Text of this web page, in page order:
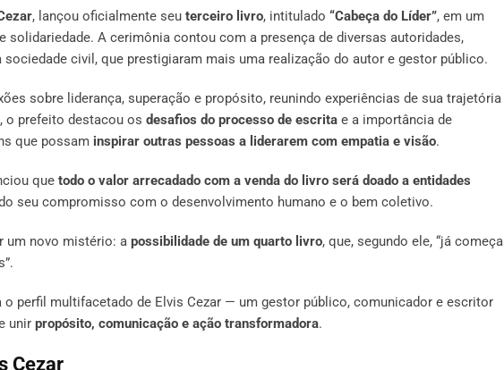
, lançou oficialmente seu terceiro livro, intitulado “Cabeça do Líder”, em um
solidariedade. A cerimônia contou com a presença de diversas autoridades,
civil, que prestigiaram mais uma realização do autor e gestor público.
sobre liderança, superação e propósito, reunindo experiências de sua trajetória
o prefeito destacou os desafios do processo de escrita e a importância de
que possam inspirar outras pessoas a liderarem com empatia e visão.
que todo o valor arrecadado com a venda do livro será doado a entidades
seu compromisso com o desenvolvimento humano e o bem coletivo.
um novo mistério: a possibilidade de um quarto livro, que, segundo ele, “já começa
perfil multifacetado de Elvis Cezar — um gestor público, comunicador e escritor
unir propósito, comunicação e ação transformadora.
Cezar